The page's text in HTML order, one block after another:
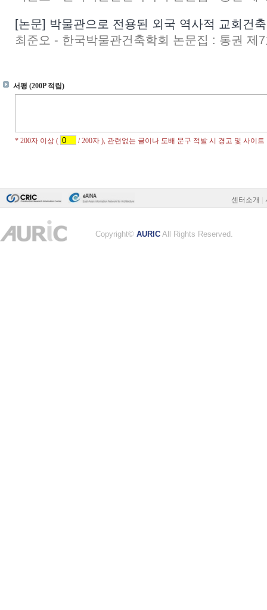
[논문] 박물관으로 전용된 외국 역사적 교회건
최준오 - 한국박물관건축학회 논문집 : 통권 제
센터소개
Copyright© AURIC All Rights Reserved.